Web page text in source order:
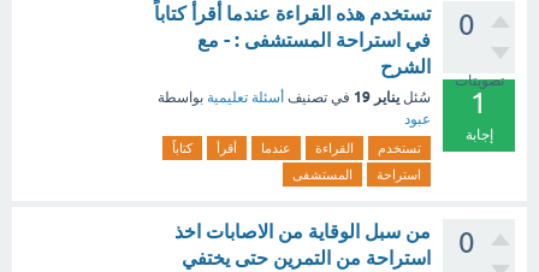
0
تصويتات
1
إجابة
تستخدم هذه القراءة عندما أقرأ كتاباً
في استراحة المستشفى : - مع
الشرح
سُئل يناير 19 في تصنيف أسئلة تعليمية بواسطة
عبود
تستخدم القراءة عندما أقرأ
كتاباً
استراحة
المستشفى
0
من سبل الوقاية من الاصابات اخذ
استراحة من التمرين حتى يختفي